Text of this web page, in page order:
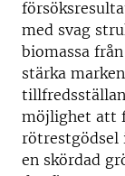
med svag
biomassa
stärka
möjlighet att
rötrestgödsel
en skördad